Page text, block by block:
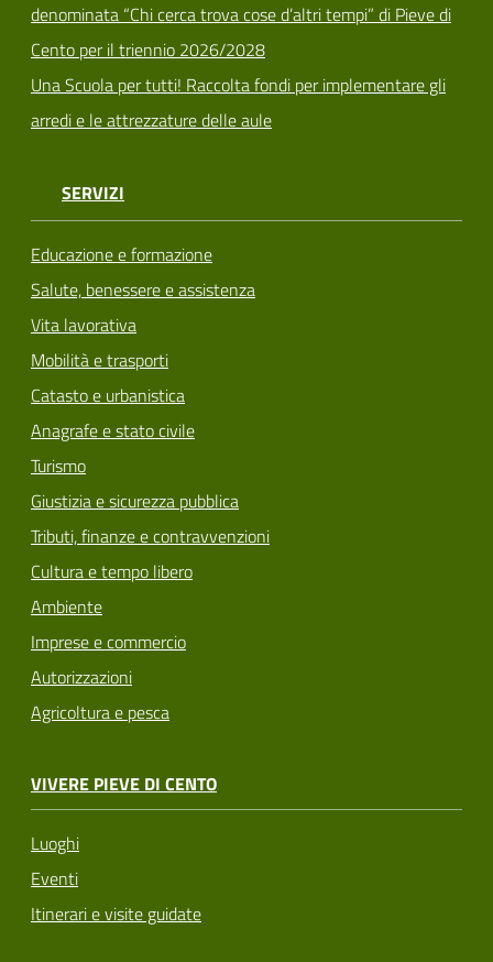
denominata “Chi cerca trova cose d’altri tempi” di Pieve di
Cento per il triennio 2026/2028
Una Scuola per tutti! Raccolta fondi per implementare gli
arredi e le attrezzature delle aule
SERVIZI
Educazione e formazione
Salute, benessere e assistenza
Vita lavorativa
Mobilità e trasporti
Catasto e urbanistica
Anagrafe e stato civile
Turismo
Giustizia e sicurezza pubblica
Tributi, finanze e contravvenzioni
Cultura e tempo libero
Ambiente
Imprese e commercio
Autorizzazioni
Agricoltura e pesca
VIVERE PIEVE DI CENTO
Luoghi
Eventi
Itinerari e visite guidate